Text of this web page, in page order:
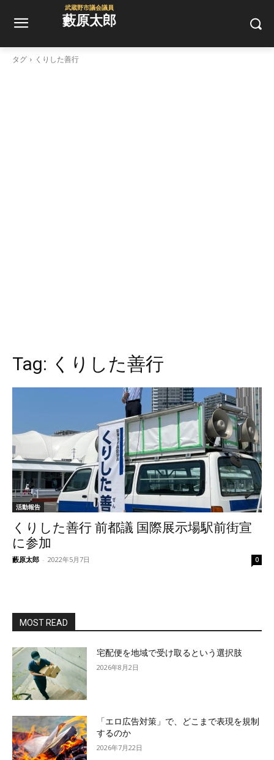
武蔵野市議会議員
藪原太郎
タグ くりした善行
Tag: くりした善行
活動報告
くりした善行 前都議 国際展示場駅前街宣
に参加
藪原太郎 - 2022年5月7日 0
MOST READ
宅配便を地域で受け取るという選択肢
2026年8月2日
「エロ広告対策」で、どこまで表現を規制
するのか
2026年7月22日